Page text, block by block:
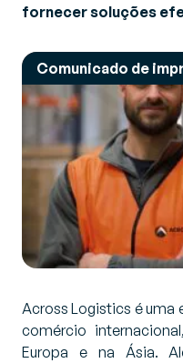
fornecer soluções
Comunicado de
Across Logistics é uma
comércio
Europa e na Ásia.